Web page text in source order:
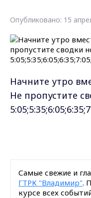
Опубликовано: 15
Начните утро
Не пропустите
Самые свежие и
ГТРК "Владимир".
курсе всех